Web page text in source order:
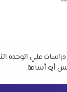
دراسات علي الوحدة
أيه أسامة